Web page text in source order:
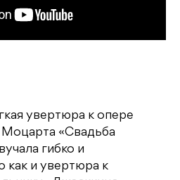
увертюра к опере
«Свадьба
гибко и
как и увертюра к